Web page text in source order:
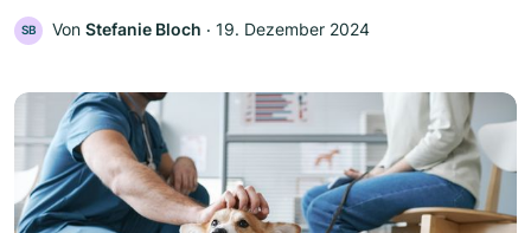
SB Von Stefanie Bloch ‧ 19. Dezember 2024